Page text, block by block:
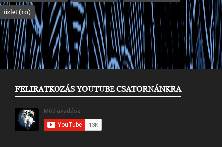
üzlet(10)
FELIRATKOZÁS YOUTUBE CSATORNÁNKRA